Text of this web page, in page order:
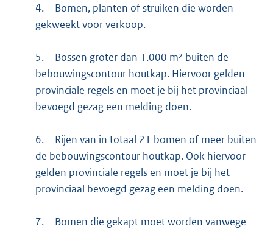
4.
Bomen, planten of struiken die worden
gekweekt voor verkoop.
5.
Bossen groter dan 1.000 m² buiten de
bebouwingscontour houtkap. Hiervoor gelden
provinciale regels en moet je bij het provinciaal
bevoegd gezag een melding doen.
6.
Rijen van in totaal 21 bomen of meer buiten
de bebouwingscontour houtkap. Ook hiervoor
gelden provinciale regels en moet je bij het
provinciaal bevoegd gezag een melding doen.
7.
Bomen die gekapt moet worden vanwege